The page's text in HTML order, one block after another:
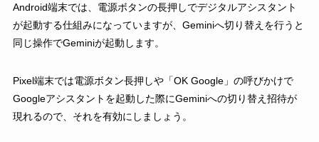
Android端末では、電源ボタンの長押しでデジタルアシスタント
が起動する仕組みになっていますが、Geminiへ切り替えを行うと
同じ操作でGeminiが起動します。
Pixel端末では電源ボタン長押しや「OK Google」の呼びかけで
Googleアシスタントを起動した際にGeminiへの切り替え招待が
現れるので、それを有効にしましょう。